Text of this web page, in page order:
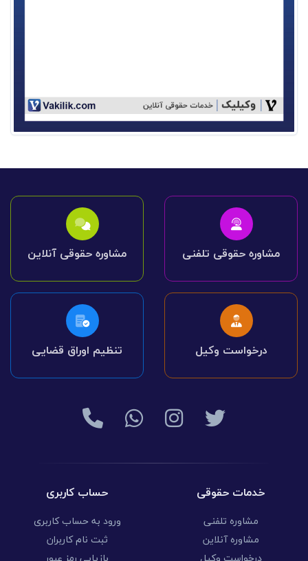
مشاوره حقوقی تلفنی مشاوره حقوقی آنلاین
درخواست وکیل تنظیم اوراق قضایی
خدمات حقوقی
مشاوره تلفنی
مشاوره آنلاین
درخواست وکیل
حساب کاربری
ورود به حساب کاربری
ثبت نام کاربران
بازیابی رمز عبور